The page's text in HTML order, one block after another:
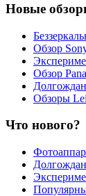
Новые
Обзор
Обзор
Обзоры
Что нового?